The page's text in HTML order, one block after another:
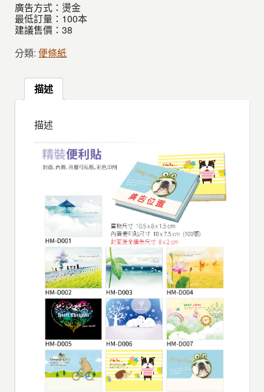
廣告方式：燙金
最低訂量：100本
建議售價：38
分類:便條紙
描述
描述